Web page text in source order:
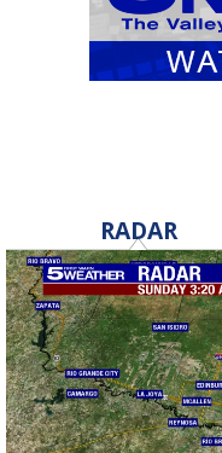
RADAR